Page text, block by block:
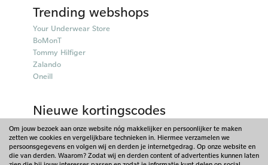
Trending webshops
Your Underwear Store
BoMonT
Tommy Hilfiger
Zalando
Oneill
Nieuwe kortingscodes
50plusmobiel kortingscodes
Parfumado kortingscodes
Fitpen kortingscodes
Things I Like Things I Love kortingscodes
Om jouw bezoek aan onze website nóg makkelijker en persoonlijker te maken
zetten we cookies en vergelijkbare technieken in. Hiermee verzamelen we
persoonsgegevens en volgen wij en derden je internetgedrag. Op onze website en
die van derden. Waarom? Zodat wij en derden content of advertenties kunnen laten